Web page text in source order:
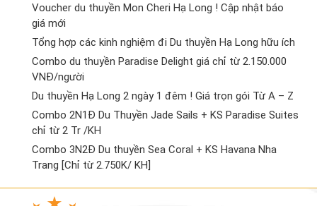
Voucher du thuyền Mon Cheri Hạ Long ! Cập nhật báo
giá mới
Tổng hợp các kinh nghiệm đi Du thuyền Hạ Long hữu ích
Combo du thuyền Paradise Delight giá chỉ từ 2.150.000
VNĐ/người
Du thuyền Hạ Long 2 ngày 1 đêm ! Giá trọn gói Từ A – Z
Combo 2N1Đ Du Thuyền Jade Sails + KS Paradise Suites
chỉ từ 2 Tr /KH
Combo 3N2Đ Du thuyền Sea Coral + KS Havana Nha
Trang [Chỉ từ 2.750K/ KH]